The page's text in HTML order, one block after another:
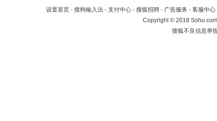
设置首页 - 搜狗输入法 - 支付中心 - 搜狐招聘 - 广告服务 - 客服中心
Copyright©2018
搜狐不良信息举